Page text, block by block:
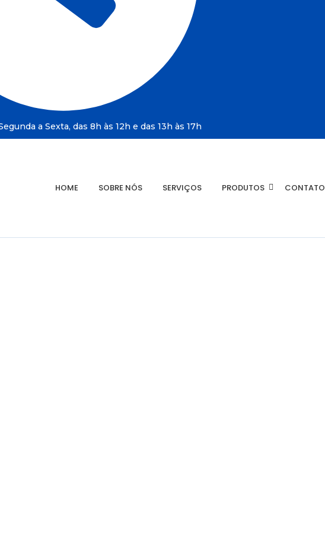
a Sexta, das 8h às 12h e das 13h às 17h
HOME SOBRE NÓS SERVIÇOS PRODUTOS CONTATO